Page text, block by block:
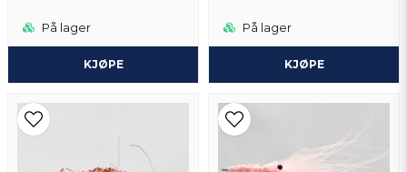
På lager
KJØPE
På lager
KJØPE